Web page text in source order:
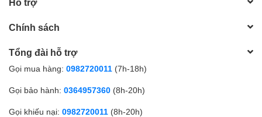
Chính sách
Tổng đài hỗ trợ
Gọi mua hàng: 0982720011 (7h-18h)
Gọi bảo hành: 0364957360 (8h-20h)
Gọi khiếu nại: 0982720011 (8h-20h)